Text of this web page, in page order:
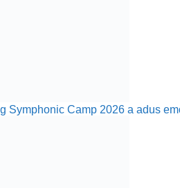
Symphonic Camp 2026 a adus